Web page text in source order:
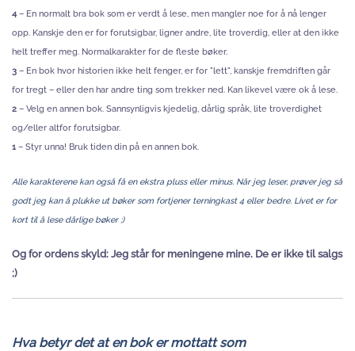
4– En normalt bra bok som er verdt å lese, men mangler noe for å nå lenger
opp. Kanskje den er for forutsigbar, ligner andre, lite troverdig, eller at den ikke
helt treffer meg. Normalkarakter for de fleste bøker.
3 – En bok hvor historien ikke helt fenger, er for "lett", kanskje fremdriften går
for tregt – eller den har andre ting som trekker ned. Kan likevel være ok å lese.
2 – Velg en annen bok. Sannsynligvis kjedelig, dårlig språk, lite troverdighet
og/eller altfor forutsigbar.
1 – Styr unna! Bruk tiden din på en annen bok.
Alle karakterene kan også få en ekstra pluss eller minus. Når jeg leser, prøver jeg så
godt jeg kan å plukke ut bøker som fortjener terningkast 4 eller bedre. Livet er for
kort til å lese dårlige bøker ;)
Og for ordens skyld: Jeg står for meningene mine. De er ikke til salgs
;)
Hva betyr det at en bok er mottatt som